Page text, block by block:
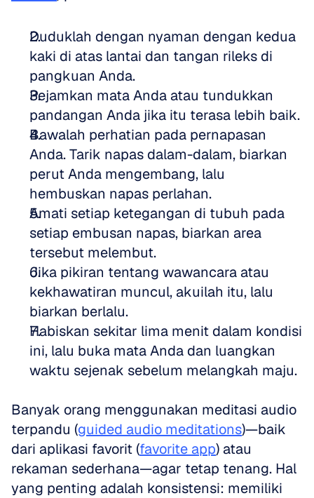
Duduklah dengan nyaman dengan kedua
kaki di atas lantai dan tangan rileks di
pangkuan Anda.
Pejamkan mata Anda atau tundukkan
Bawalah perhatian pada pernapasan
Anda. Tarik napas dalam-dalam, biarkan
perut Anda mengembang, lalu
hembuskan napas perlahan.
Amati setiap ketegangan di tubuh pada
setiap embusan napas, biarkan area
tersebut melembut.
Jika pikiran tentang wawancara atau
kekhawatiran muncul, akuilah itu, lalu
biarkan berlalu.
Habiskan sekitar lima menit dalam kondisi
ini, lalu buka mata Anda dan luangkan
waktu sejenak sebelum melangkah maju.
Banyak orang menggunakan meditasi audio
terpandu (guided audio meditations)—baik
dari aplikasi favorit (favorite app) atau
rekaman sederhana—agar tetap tenang. Hal
yang penting adalah konsistensi: memiliki